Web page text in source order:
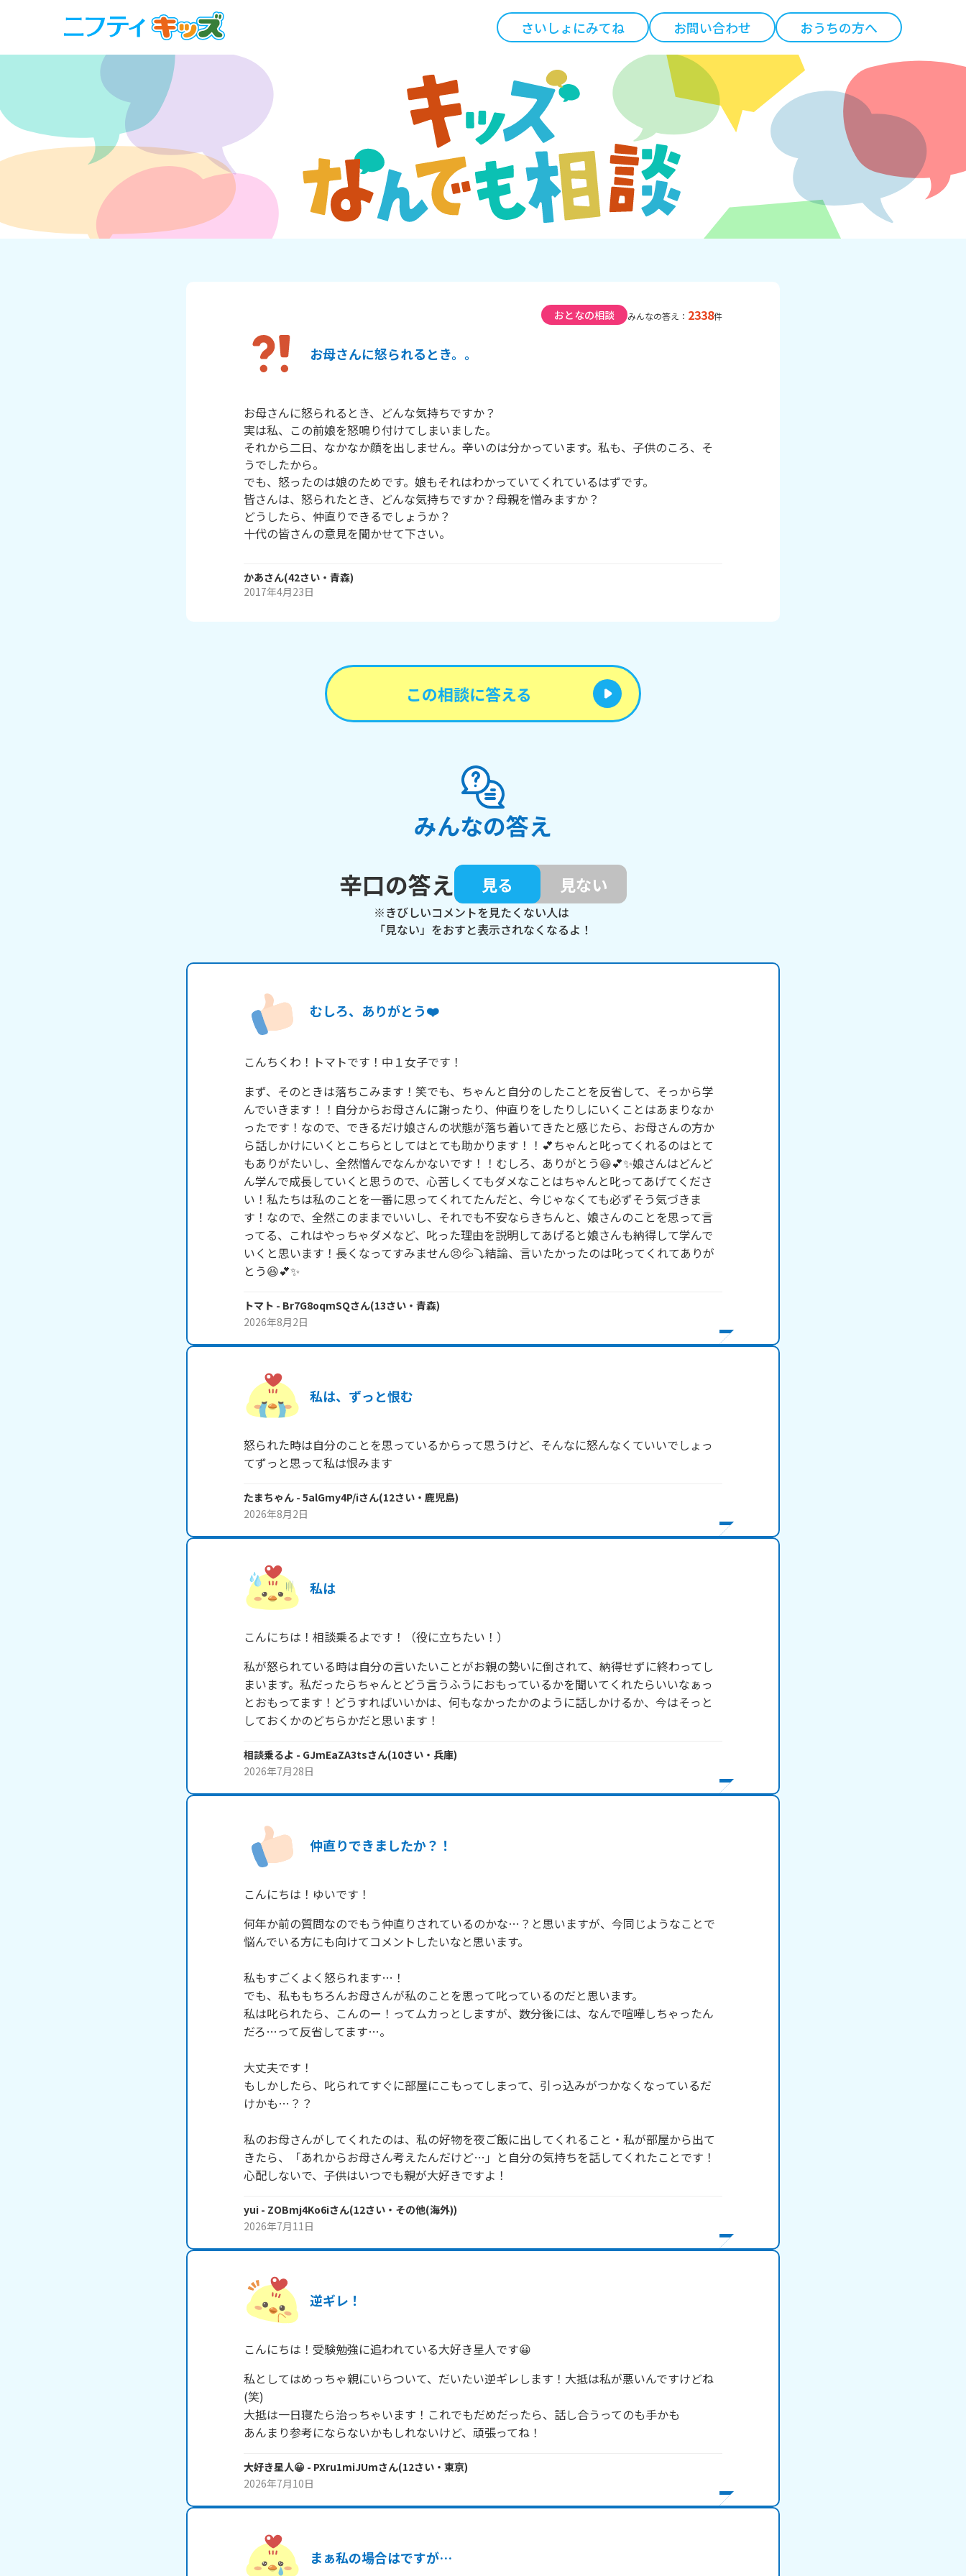
さいしょにみてね お問い合わせ おうちの方へ
おとなの相談 みんなの答え： 2338件
お母さんに怒られるとき。。
お母さんに怒られるとき、どんな気持ちですか？
実は私、この前娘を怒鳴り付けてしまいました。
それから二日、なかなか顔を出しません。辛いのは分かっています。私も、子供のころ、そ
うでしたから。
でも、怒ったのは娘のためです。娘もそれはわかっていてくれているはずです。
皆さんは、怒られたとき、どんな気持ちですか？母親を憎みますか？
どうしたら、仲直りできるでしょうか？
十代の皆さんの意見を聞かせて下さい。
かあさん(42さい・ 青森)
2017年4月23日
この相談に答える
みんなの答え
辛口の答え
見る 見ない
※きびしいコメントを見たくない人は
「見ない」をおすと表示されなくなるよ！
むしろ、ありがとう❤️
こんちくわ！トマトです！中１女子です！
まず、そのときは落ちこみます！笑でも、ちゃんと自分のしたことを反省して、そっから学
んでいきます！！自分からお母さんに謝ったり、仲直りをしたりしにいくことはあまりなか
ったです！なので、できるだけ娘さんの状態が落ち着いてきたと感じたら、お母さんの方か
ら話しかけにいくとこちらとしてはとても助かります！！💕ちゃんと叱ってくれるのはとて
もありがたいし、全然憎んでなんかないです！！むしろ、ありがとう😆💕✨娘さんはどんど
ん学んで成長していくと思うので、心苦しくてもダメなことはちゃんと叱ってあげてくださ
い！私たちは私のことを一番に思ってくれてたんだと、今じゃなくても必ずそう気づきま
す！なので、全然このままでいいし、それでも不安ならきちんと、娘さんのことを思って言
ってる、これはやっちゃダメなど、叱った理由を説明してあげると娘さんも納得して学んで
いくと思います！長くなってすみません😣💦⤵️結論、言いたかったのは叱ってくれてありが
とう😆💕✨
トマト - Br7G8oqmSQさん(13さい・ 青森)
2026年8月2日
私は、ずっと恨む
怒られた時は自分のことを思っているからって思うけど、そんなに怒んなくていいでしょっ
たまちゃん - 5alGmy4P/iさん(12さい・ 鹿児島)
2026年8月2日
私は
こんにちは！相談乗るよです！（役に立ちたい！）
私が怒られている時は自分の言いたいことがお親の勢いに倒されて、納得せずに終わってし
まいます。私だったらちゃんとどう言うふうにおもっているかを聞いてくれたらいいなぁっ
とおもってます！どうすればいいかは、何もなかったかのように話しかけるか、今はそっと
しておくかのどちらかだと思います！
相談乗るよ - GJmEaZA3tsさん(10さい・ 兵庫)
2026年7月28日
仲直りできましたか？！
こんにちは！ゆいです！
何年か前の質問なのでもう仲直りされているのかな…？と思いますが、今同じようなことで
悩んでいる方にも向けてコメントしたいなと思います。
私もすごくよく怒られます…！
でも、私ももちろんお母さんが私のことを思って叱っているのだと思います。
私は叱られたら、こんのー！ってムカっとしますが、数分後には、なんで喧嘩しちゃったん
だろ…って反省してます…。
大丈夫です！
もしかしたら、叱られてすぐに部屋にこもってしまって、引っ込みがつかなくなっているだ
けかも…？？
私のお母さんがしてくれたのは、私の好物を夜ご飯に出してくれること・私が部屋から出て
きたら、「あれからお母さん考えたんだけど…」と自分の気持ちを話してくれたことです！
心配しないで、子供はいつでも親が大好きですよ！
yui - ZOBmj4Ko6iさん(12さい・ その他(海外))
2026年7月11日
逆ギレ！
こんにちは！受験勉強に追われている大好き星人です😀
私としてはめっちゃ親にいらついて、だいたい逆ギレします！大抵は私が悪いんですけどね
(笑)
大抵は一日寝たら治っちゃいます！これでもだめだったら、話し合うってのも手かも
大好き星人😀 - PXru1miJUmさん(12さい・ 東京)
2026年7月10日
まぁ私の場合はですが…